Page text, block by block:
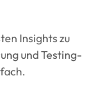
Insights zu
und Testing-